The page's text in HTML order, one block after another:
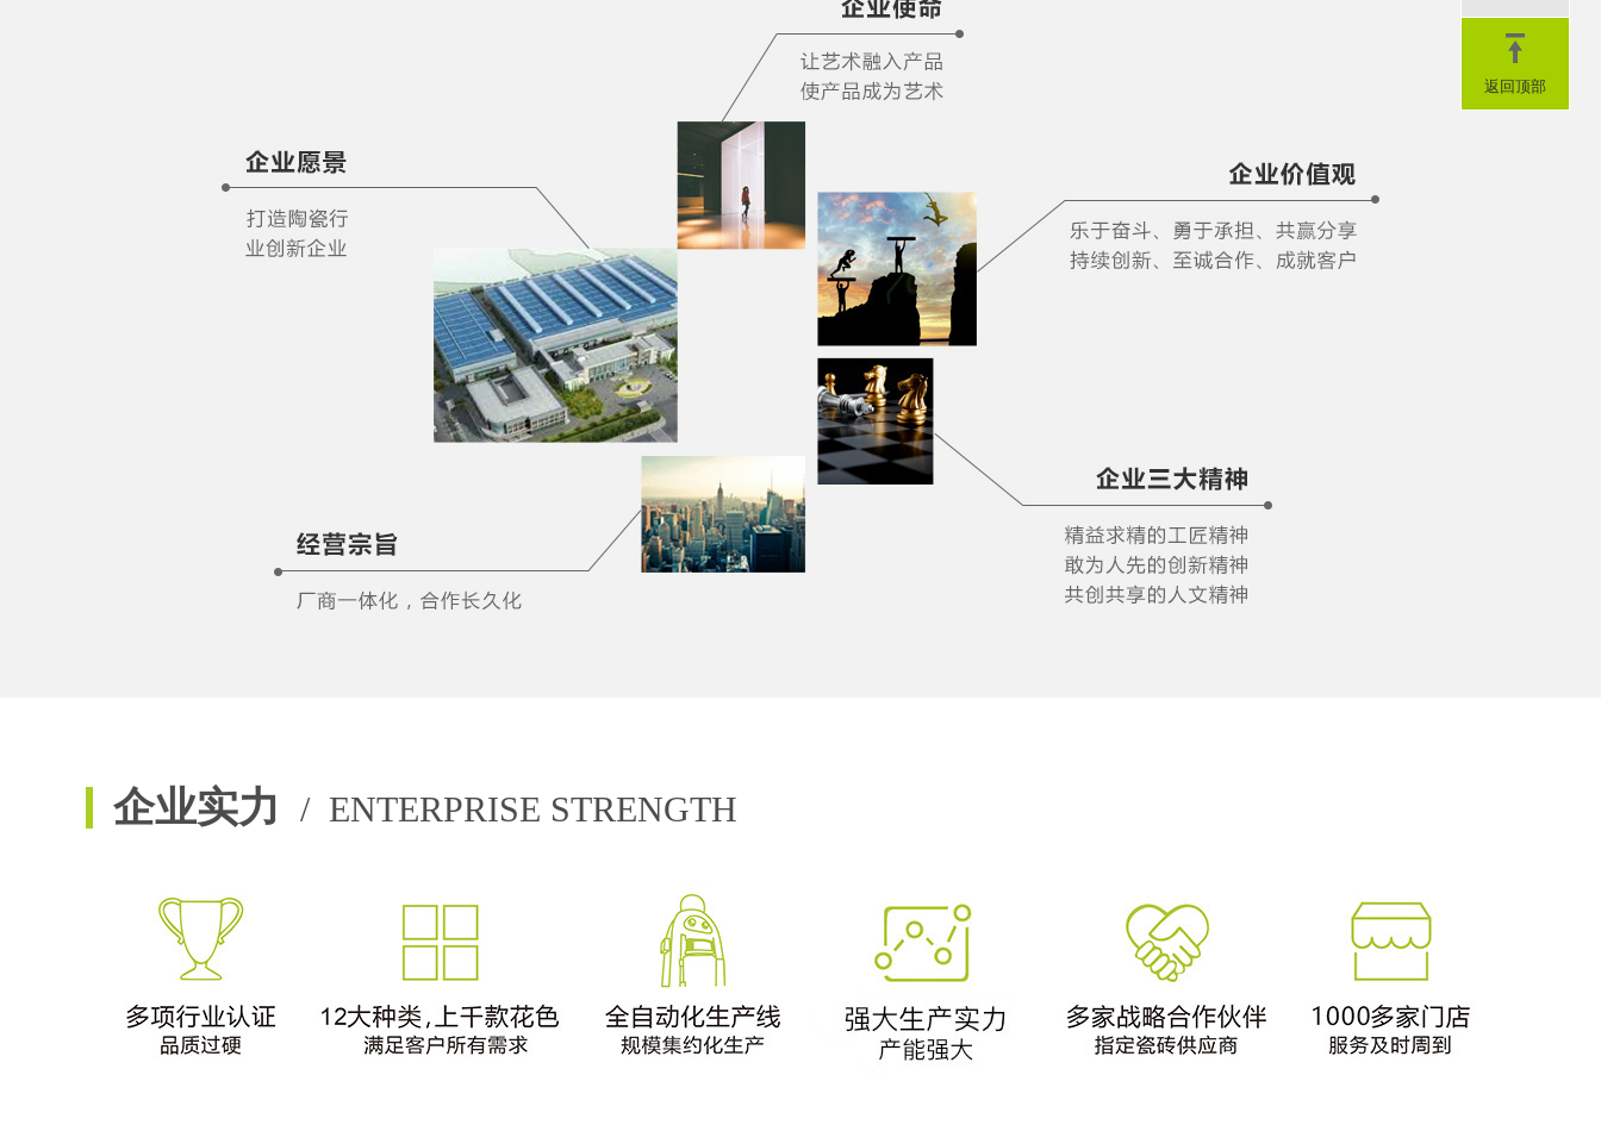
返回顶部
企业实力 / ENTERPRISE STRENGTH